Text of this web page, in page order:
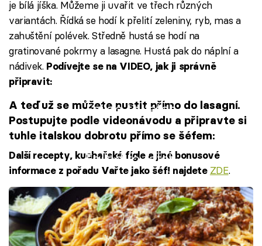
je bílá jíška. Můžeme ji uvařit ve třech různých
variantách. Řídká se hodí k přelití zeleniny, ryb, mas a
zahuštění polévek. Středně hustá se hodí na
gratinované pokrmy a lasagne. Hustá pak do náplní a
nádivek. Podívejte se na VIDEO, jak ji správně
připravit:
Failed to fetch
A teď už se můžete pustit přímo do lasagní.
Postupujte podle videonávodu a připravte si
tuhle italskou dobrotu přímo se šéfem:
Failed to fetch
Další recepty, kuchařské fígle a jiné bonusové
informace z pořadu Vařte jako šéf! najdete ZDE.